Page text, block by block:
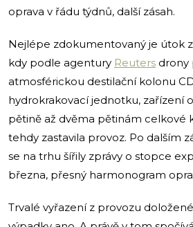
oprava v řádu týdnů, další zásah.
Nejlépe zdokumentovaný je útok
kdy podle agentury Reuters drony
atmosférickou destilační kolonu
hydrokrakovací jednotku, zařízení
pětině až dvěma pětinám celkové
tehdy zastavila provoz. Po dalším
se na trhu šířily zprávy o stopce
března, přesný harmonogram
Trvalé vyřazení z provozu